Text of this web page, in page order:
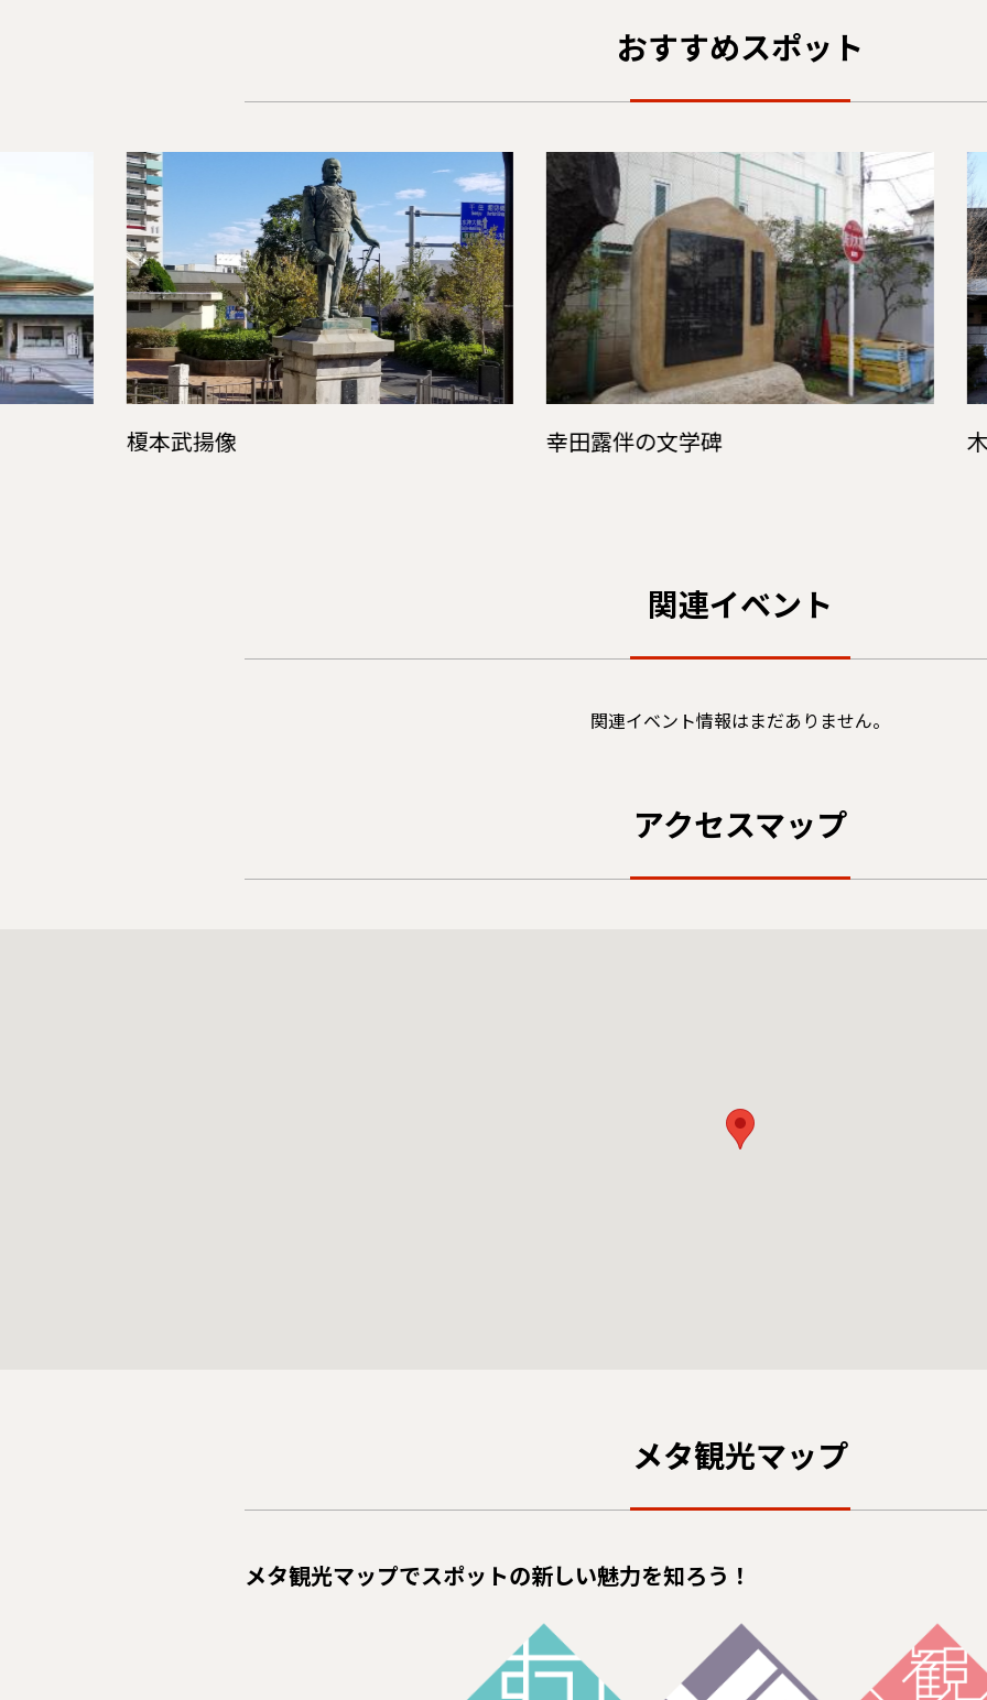
おすすめスポット
榎本武揚像 幸田露伴の文学碑
関連イベント
関連イベント情報はまだありません。
アクセスマップ
メタ観光マップ
メタ観光マップでスポットの新しい魅力を知ろう！